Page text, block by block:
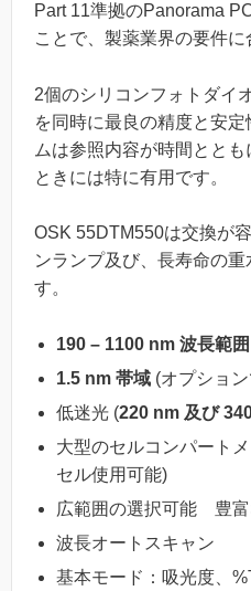
Part 11準拠のPanorama
ことで、製薬業界の要件に
2個のシリコンフォトダイ
を同時に最良の精度と安
ムは参照内容が時間とと
ときには特に有用です。
OSK 55DTM550は交換が
ンランプ及び、長寿命の
す。
190 – 1100 nm 波長範囲
1.5 nm 帯域 (オプショ
低迷光 (220 nm 及び
大型のセルコンパート
セル使用可能)
広範囲の選択可能 豊
波長オートスキャン
基本モード：吸光度、